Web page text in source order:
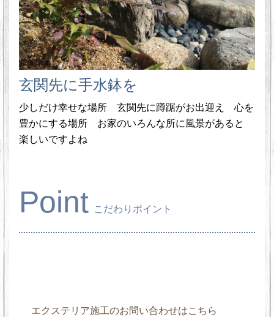
玄関先に手水鉢を
少しだけ幸せな場所 玄関先に蹲踞がお出迎え 心を
豊かにする場所 お家のいろんな所に風景があると
楽しいですよね
Point こだわりポイント
エクステリア施工のお問い合わせはこちら